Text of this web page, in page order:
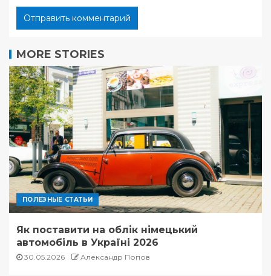
MORE STORIES
ПОЛЕЗНЫЕ СТАТЬИ
Як поставити на облік німецький
автомобіль в Україні 2026
30.05.2026 Александр Попов